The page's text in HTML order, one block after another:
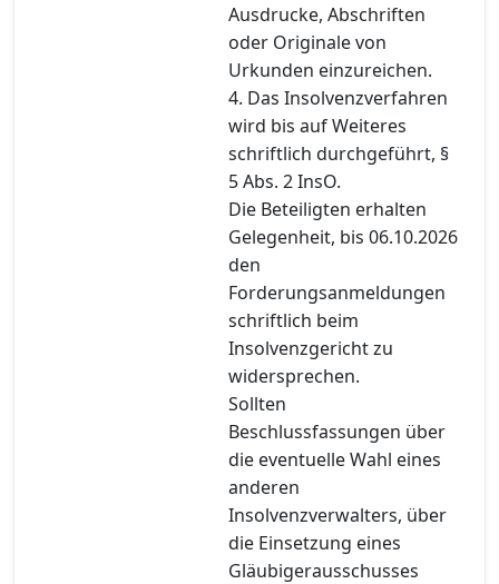
Ausdrucke, Abschriften
oder Originale von
Urkunden einzureichen.
4. Das Insolvenzverfahren
wird bis auf Weiteres
schriftlich durchgeführt, §
5 Abs. 2 InsO.
Die Beteiligten erhalten
Gelegenheit, bis 06.10.2026
den
Forderungsanmeldungen
schriftlich beim
Insolvenzgericht zu
widersprechen.
Sollten
Beschlussfassungen über
die eventuelle Wahl eines
anderen
Insolvenzverwalters, über
die Einsetzung eines
Gläubigerausschusses